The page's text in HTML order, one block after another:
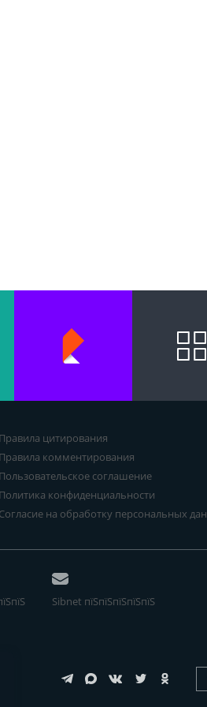
Правила цитирования
Правила комментирования
Пользовательское соглашение
Политика конфиденциальности
Согласие на обработку персональных
Sibnet пїЅпїЅпїЅпїЅпїЅ